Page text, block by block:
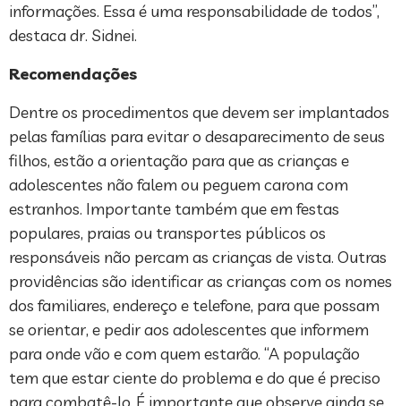
informações. Essa é uma responsabilidade de todos”,
destaca dr. Sidnei.
Recomendações
Dentre os procedimentos que devem ser implantados
pelas famílias para evitar o desaparecimento de seus
filhos, estão a orientação para que as crianças e
adolescentes não falem ou peguem carona com
estranhos. Importante também que em festas
populares, praias ou transportes públicos os
responsáveis não percam as crianças de vista. Outras
providências são identificar as crianças com os nomes
dos familiares, endereço e telefone, para que possam
se orientar, e pedir aos adolescentes que informem
para onde vão e com quem estarão. “A população
tem que estar ciente do problema e do que é preciso